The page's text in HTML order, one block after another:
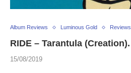
Album Reviews Luminous Gold Reviews
RIDE – Tarantula (Creation).
15/08/2019